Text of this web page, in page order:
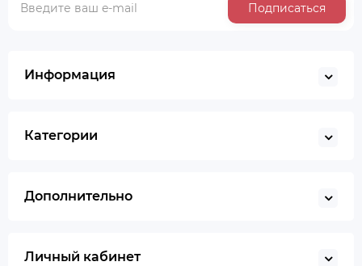
Подписаться
Информация
Категории
Дополнительно
Личный кабинет